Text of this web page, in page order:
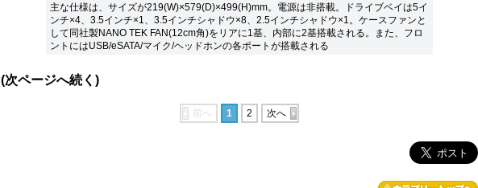
主な仕様は、サイズが219(W)×579(D)×499(H)mm。電源は非搭載。ドライブベイは5イ
ンチ×4、3.5インチ×1、3.5インチシャドウ×8、2.5インチシャドウ×1。ケースファンと
して同社製NANO TEK FAN(12cm角)をリアに1基、内部に2基搭載される。また、フロ
ントにはUSB/eSATA/マイク/ヘッドホンの各ポートが搭載される
(次ページへ続く)
前へ 1 2 次へ